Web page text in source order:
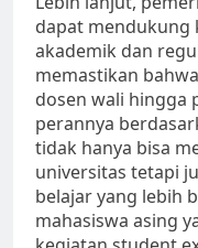
dapat mendukung
akademik dan
memastikan
dosen wali hingga
perannya
tidak hanya bisa
universitas tetapi
belajar yang lebih
mahasiswa asing